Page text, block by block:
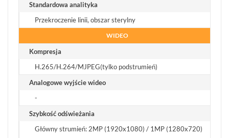
Standardowa analityka
Przekroczenie linii, obszar sterylny
WIDEO
Kompresja
H.265/H.264/MJPEG(tylko podstrumień)
Analogowe wyjście wideo
-
Szybkość odświeżania
Główny strumień: 2MP (1920x1080) / 1MP (1280x720)